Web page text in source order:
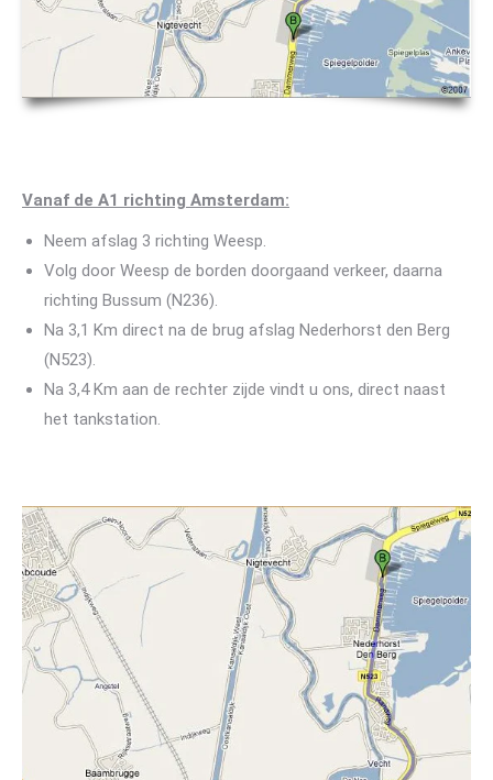
Vanaf de A1 richting Amsterdam:
Neem afslag 3 richting Weesp.
Volg door Weesp de borden doorgaand verkeer, daarna
richting Bussum (N236).
Na 3,1 Km direct na de brug afslag Nederhorst den Berg
(N523).
Na 3,4 Km aan de rechter zijde vindt u ons, direct naast
het tankstation.